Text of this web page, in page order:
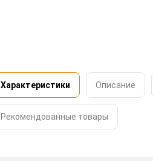
Характеристики Описание
Рекомендованные товары